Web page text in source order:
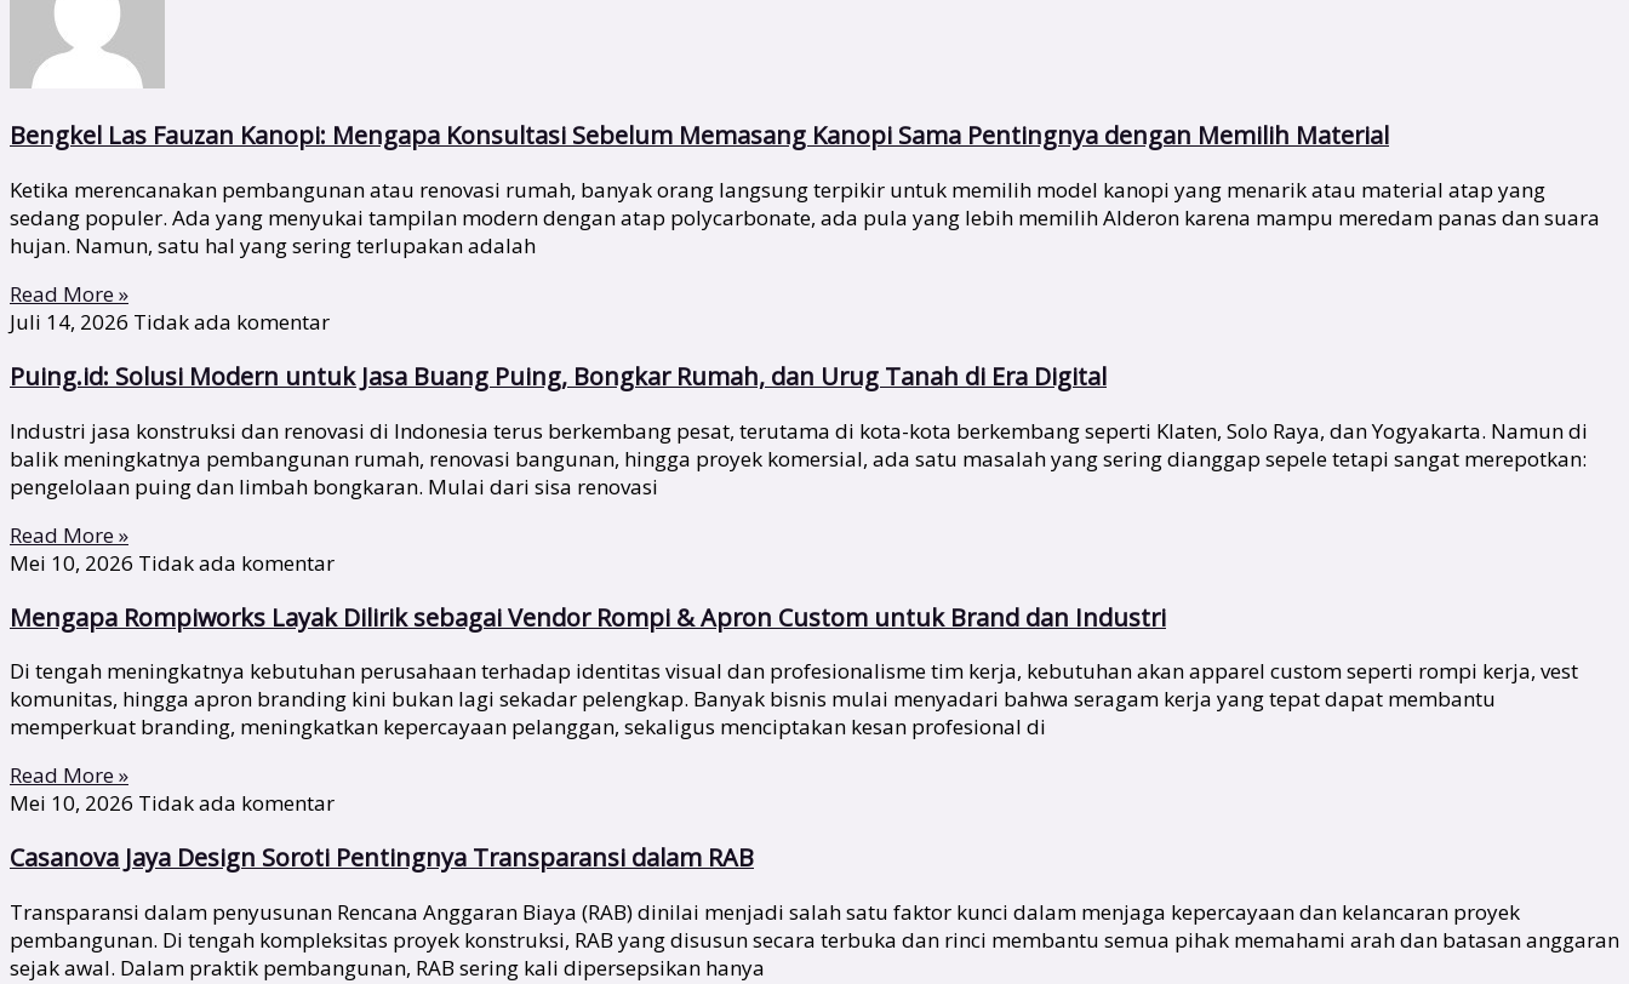
Bengkel Las Fauzan Kanopi: Mengapa Konsultasi Sebelum Memasang Kanopi Sama Pentingnya dengan Memilih Material
Ketika merencanakan pembangunan atau renovasi rumah, banyak orang langsung terpikir untuk memilih model kanopi yang menarik atau material atap yang
sedang populer. Ada yang menyukai tampilan modern dengan atap polycarbonate, ada pula yang lebih memilih Alderon karena mampu meredam panas dan suara
hujan. Namun, satu hal yang sering terlupakan adalah
Read More »
Juli 14, 2026 Tidak ada komentar
Puing.id: Solusi Modern untuk Jasa Buang Puing, Bongkar Rumah, dan Urug Tanah di Era Digital
Industri jasa konstruksi dan renovasi di Indonesia terus berkembang pesat, terutama di kota-kota berkembang seperti Klaten, Solo Raya, dan Yogyakarta. Namun di
balik meningkatnya pembangunan rumah, renovasi bangunan, hingga proyek komersial, ada satu masalah yang sering dianggap sepele tetapi sangat merepotkan:
pengelolaan puing dan limbah bongkaran. Mulai dari sisa renovasi
Read More »
Mei 10, 2026 Tidak ada komentar
Mengapa Rompiworks Layak Dilirik sebagai Vendor Rompi & Apron Custom untuk Brand dan Industri
Di tengah meningkatnya kebutuhan perusahaan terhadap identitas visual dan profesionalisme tim kerja, kebutuhan akan apparel custom seperti rompi kerja, vest
komunitas, hingga apron branding kini bukan lagi sekadar pelengkap. Banyak bisnis mulai menyadari bahwa seragam kerja yang tepat dapat membantu
memperkuat branding, meningkatkan kepercayaan pelanggan, sekaligus menciptakan kesan profesional di
Read More »
Mei 10, 2026 Tidak ada komentar
Casanova Jaya Design Soroti Pentingnya Transparansi dalam RAB
Transparansi dalam penyusunan Rencana Anggaran Biaya (RAB) dinilai menjadi salah satu faktor kunci dalam menjaga kepercayaan dan kelancaran proyek
pembangunan. Di tengah kompleksitas proyek konstruksi, RAB yang disusun secara terbuka dan rinci membantu semua pihak memahami arah dan batasan anggaran
sejak awal. Dalam praktik pembangunan, RAB sering kali dipersepsikan hanya